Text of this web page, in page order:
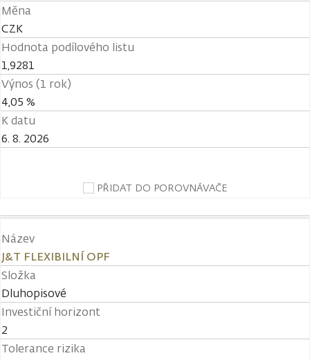
Měna
CZK
Hodnota podílového listu
1,9281
Výnos (1 rok)
4,05 %
K datu
6. 8. 2026
PŘIDAT DO POROVNÁVAČE
Název
J&T FLEXIBILNÍ OPF
Složka
Dluhopisové
Investiční horizont
2
Tolerance rizika